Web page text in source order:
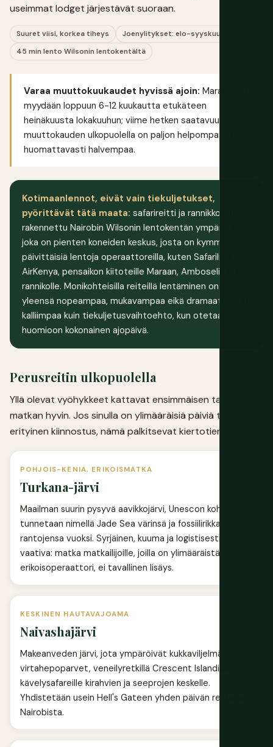
useimmat lodget järjestävät suoraan.
Suuret viisi, korkea tiheys
Joenylitykset: elo-syyskuu
45 min lento Wilsonin lentokentältä
Varaa muuttokuukaudet hyvissä ajoin: Maran leirit
myydään loppuun 6-12 kuukautta etukäteen
heinäkuusta lokakuuhun; viime hetken saatavuus
muuttokauden ulkopuolella on paljon helpompaa ja
huomattavasti halvempaa.
Kotimaanlennot, eivät vain tiekuljetukset,
pyörittävät tätä maata: safarireitti ja rannikko on
rakennettu Nairobin Wilsonin lentokentän ympärille,
joka on pienten koneiden keskus, josta on kymmeniä
päivittäisiä lentoja operaattoreilla, kuten Safarilink ja
AirKenya, pensaikon kiitoteille Maraan, Amboseliin ja
rannikolle. Monikohteisilla reiteillä lentäminen on
yleensä nopeampaa, mukavampaa eikä dramaattisesti
kalliimpaa kuin tiekuljetusvaihtoehto, kun otetaan
huomioon kokonainen ajopäivä.
Perusreitin ulkopuolella
Yllä olevat vyöhykkeet kattavat ensimmäisen tai toisen
matkan hyvin. Jos sinulla on ylimääräisiä päiviä tai
erityinen kiinnostus, nämä palkitsevat kiertotien.
POHJOIS-KENIA, ERIKOISMATKA
Turkana-järvi
Maailman suurin pysyvä aavikkojärvi, Unescon kohde, joka
tunnetaan nimellä Jade Sea värinsä ja fossiilirikkaiden
rantojensa vuoksi. Syrjäinen, kuuma ja logistisesti
vaativa: matka matkailijoille, joilla on ylimääräistä aikaa ja
erikoisoperaattori, ei tavallinen lisäys.
KESKINEN HAUTAVAJOAMA
Naivashajärvi
Makeanveden järvi, jota ympäröivät kukkaviljelmät ja
virtahepoparvet, veneilyretkillä Crescent Islandille
kävelysafareille kirahvien ja seeprojen keskelle.
Yhdistetään usein Hell's Gateen yhden päivän retkenä
Nairobista.